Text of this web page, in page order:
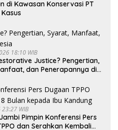
di Kawasan Konservasi PT
18:10 WIB
Justice? Pengertian,
dan Penerapannya di
WIB
Pimpin Konferensi Pers
dan Serahkan Kembali